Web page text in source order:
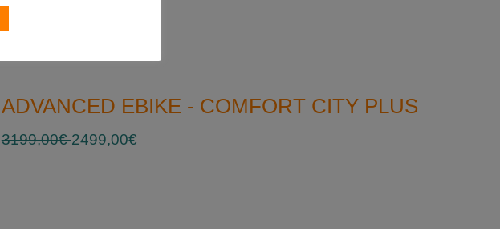
ADVANCED EBIKE - COMFORT CITY PLUS
3199,00€2499,00€